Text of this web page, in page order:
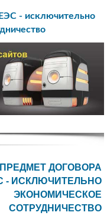
- исключительно
ДОГОВОРА
- ИСКЛЮЧИТЕЛЬНО
ЭКОНОМИЧЕСКОЕ
СОТРУДНИЧЕСТВО